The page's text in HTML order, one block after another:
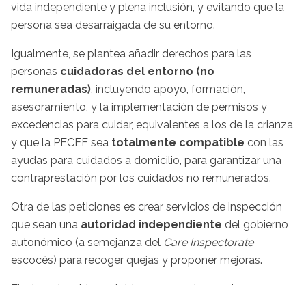
vida independiente y plena inclusión, y evitando que la
persona sea desarraigada de su entorno.
Igualmente, se plantea añadir derechos para las
personas cuidadoras del entorno (no
remuneradas), incluyendo apoyo, formación,
asesoramiento, y la implementación de permisos y
excedencias para cuidar, equivalentes a los de la crianza
y que la PECEF sea totalmente compatible con las
ayudas para cuidados a domicilio, para garantizar una
contraprestación por los cuidados no remunerados.
Otra de las peticiones es crear servicios de inspección
que sean una autoridad independiente del gobierno
autonómico (a semejanza del Care Inspectorate
escocés) para recoger quejas y proponer mejoras.